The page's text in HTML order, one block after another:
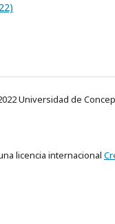
Universidad de
licencia internacional